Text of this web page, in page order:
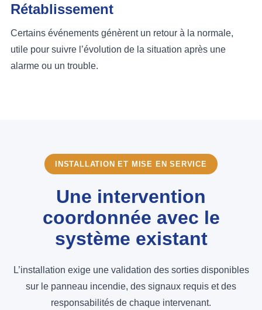
Rétablissement
Certains événements génèrent un retour à la normale,
utile pour suivre l’évolution de la situation après une
alarme ou un trouble.
INSTALLATION ET MISE EN SERVICE
Une intervention
coordonnée avec le
système existant
L’installation exige une validation des sorties disponibles
sur le panneau incendie, des signaux requis et des
responsabilités de chaque intervenant.